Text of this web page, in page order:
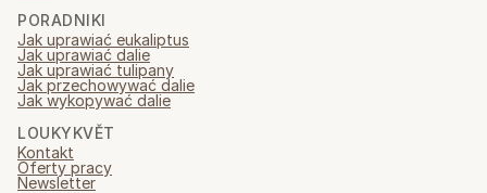
PORADNIKI
Jak uprawiać eukaliptus
Jak uprawiać dalie
Jak uprawiać tulipany
Jak przechowywać dalie
Jak wykopywać dalie
LOUKYKVĚT
Kontakt
Oferty pracy
Newsletter